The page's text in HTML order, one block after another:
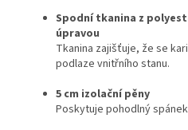
Spodní tkanina z
úpravou
Tkanina zajišťuje, že se
podlaze vnitřního stanu.
5 cm izolační pěny
Poskytuje pohodlný